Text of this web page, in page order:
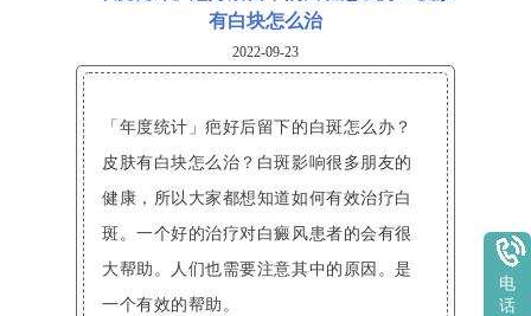
有白块怎么治
2022-09-23
「年度统计」疤好后留下的白斑怎么办？
皮肤有白块怎么治？白斑影响很多朋友的
健康，所以大家都想知道如何有效治疗白
斑。一个好的治疗对白癜风患者的会有很
大帮助。人们也需要注意其中的原因。是
一个有效的帮助。
电
话